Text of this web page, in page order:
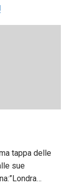
tappa delle
sue